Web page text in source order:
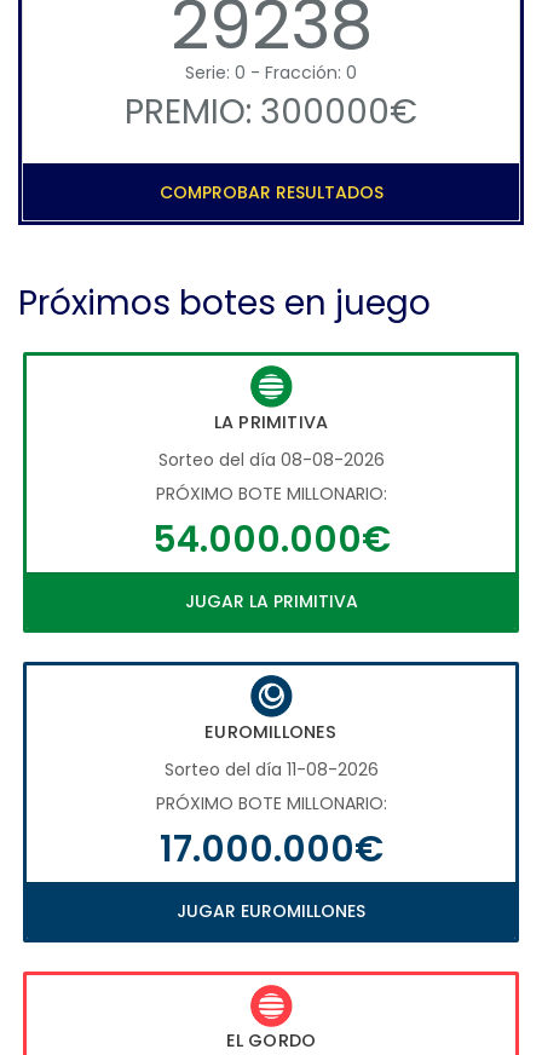
29238
Serie: 0 - Fracción: 0
PREMIO: 300000€
COMPROBAR RESULTADOS
Próximos botes en juego
LA PRIMITIVA
Sorteo del día 08-08-2026
PRÓXIMO BOTE MILLONARIO:
54.000.000€
JUGAR LA PRIMITIVA
EUROMILLONES
Sorteo del día 11-08-2026
PRÓXIMO BOTE MILLONARIO:
17.000.000€
JUGAR EUROMILLONES
EL GORDO